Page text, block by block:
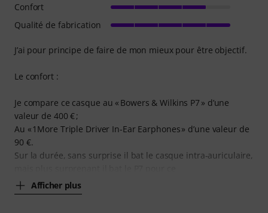
J’ai pour principe de faire de mon mieux pour être objectif.
Le confort :
Je compare ce casque au « Bowers & Wilkins P7 » d’une
valeur de 400 € ;
Au « 1More Triple Driver In-Ear Earphones » d’une valeur de
90 €.
Sur la durée, sans surprise il bat le casque intra-auriculaire,
Afficher plus
Confort
Qualité de fabrication